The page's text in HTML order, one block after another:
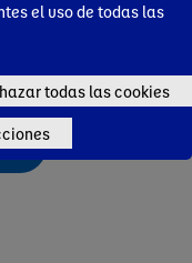
el uso de todas las
todas las cookies